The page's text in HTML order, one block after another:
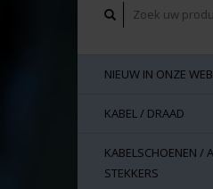
NIEUW IN ONZE
KABEL / DRAAD
KABELSCHOENEN /
STEKKERS